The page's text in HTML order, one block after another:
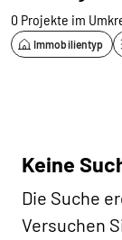
0 Projekte im
Immobilientyp
Keine
Die Suche
Versuchen